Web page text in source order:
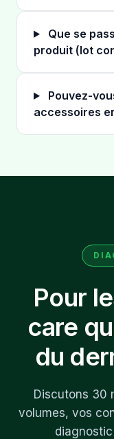
Que se
produit (lot
Pouvez-
accessoires
Pour
care
du
Discutons 30
volumes, vos